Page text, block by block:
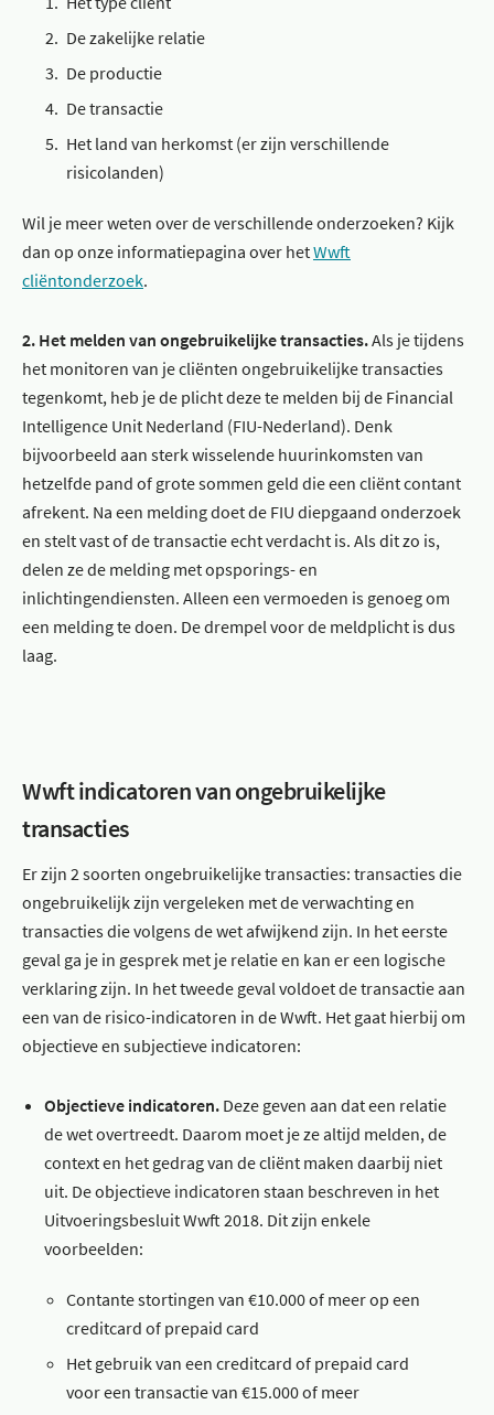
De zakelijke relatie
De productie
De transactie
Het land van herkomst (er zijn verschillende
risicolanden)
Wil je meer weten over de verschillende onderzoeken? Kijk
dan op onze informatiepagina over hetWwft
cliëntonderzoek.
2. Het melden van ongebruikelijke transacties.Als je tijdens
het monitoren van je cliënten ongebruikelijke transacties
tegenkomt, heb je de plicht deze te melden bij de Financial
Intelligence Unit Nederland (FIU-Nederland). Denk
bijvoorbeeld aan sterk wisselende huurinkomsten van
hetzelfde pand of grote sommen geld die een cliënt contant
afrekent. Na een melding doet de FIU diepgaand onderzoek
en stelt vast of de transactie echt verdacht is. Als dit zo is,
delen ze de melding met opsporings- en
inlichtingendiensten. Alleen een vermoeden is genoeg om
een melding te doen. De drempel voor de meldplicht is dus
laag.
Wwft indicatoren van ongebruikelijke
transacties
Er zijn 2 soorten ongebruikelijke transacties: transacties die
ongebruikelijk zijn vergeleken met de verwachting en
transacties die volgens de wet afwijkend zijn. In het eerste
geval ga je in gesprek met je relatie en kan er een logische
verklaring zijn. In het tweede geval voldoet de transactie aan
een van de risico-indicatoren in de Wwft. Het gaat hierbij om
objectieve en subjectieve indicatoren:
Objectieve indicatoren. Deze geven aan dat een relatie
de wet overtreedt. Daarom moet je ze altijd melden, de
context en het gedrag van de cliënt maken daarbij niet
uit. De objectieve indicatoren staan beschreven in het
Uitvoeringsbesluit Wwft 2018. Dit zijn enkele
voorbeelden:
Contante stortingen van €10.000 of meer op een
creditcard of prepaid card
Het gebruik van een creditcard of prepaid card
voor een transactie van €15.000 of meer